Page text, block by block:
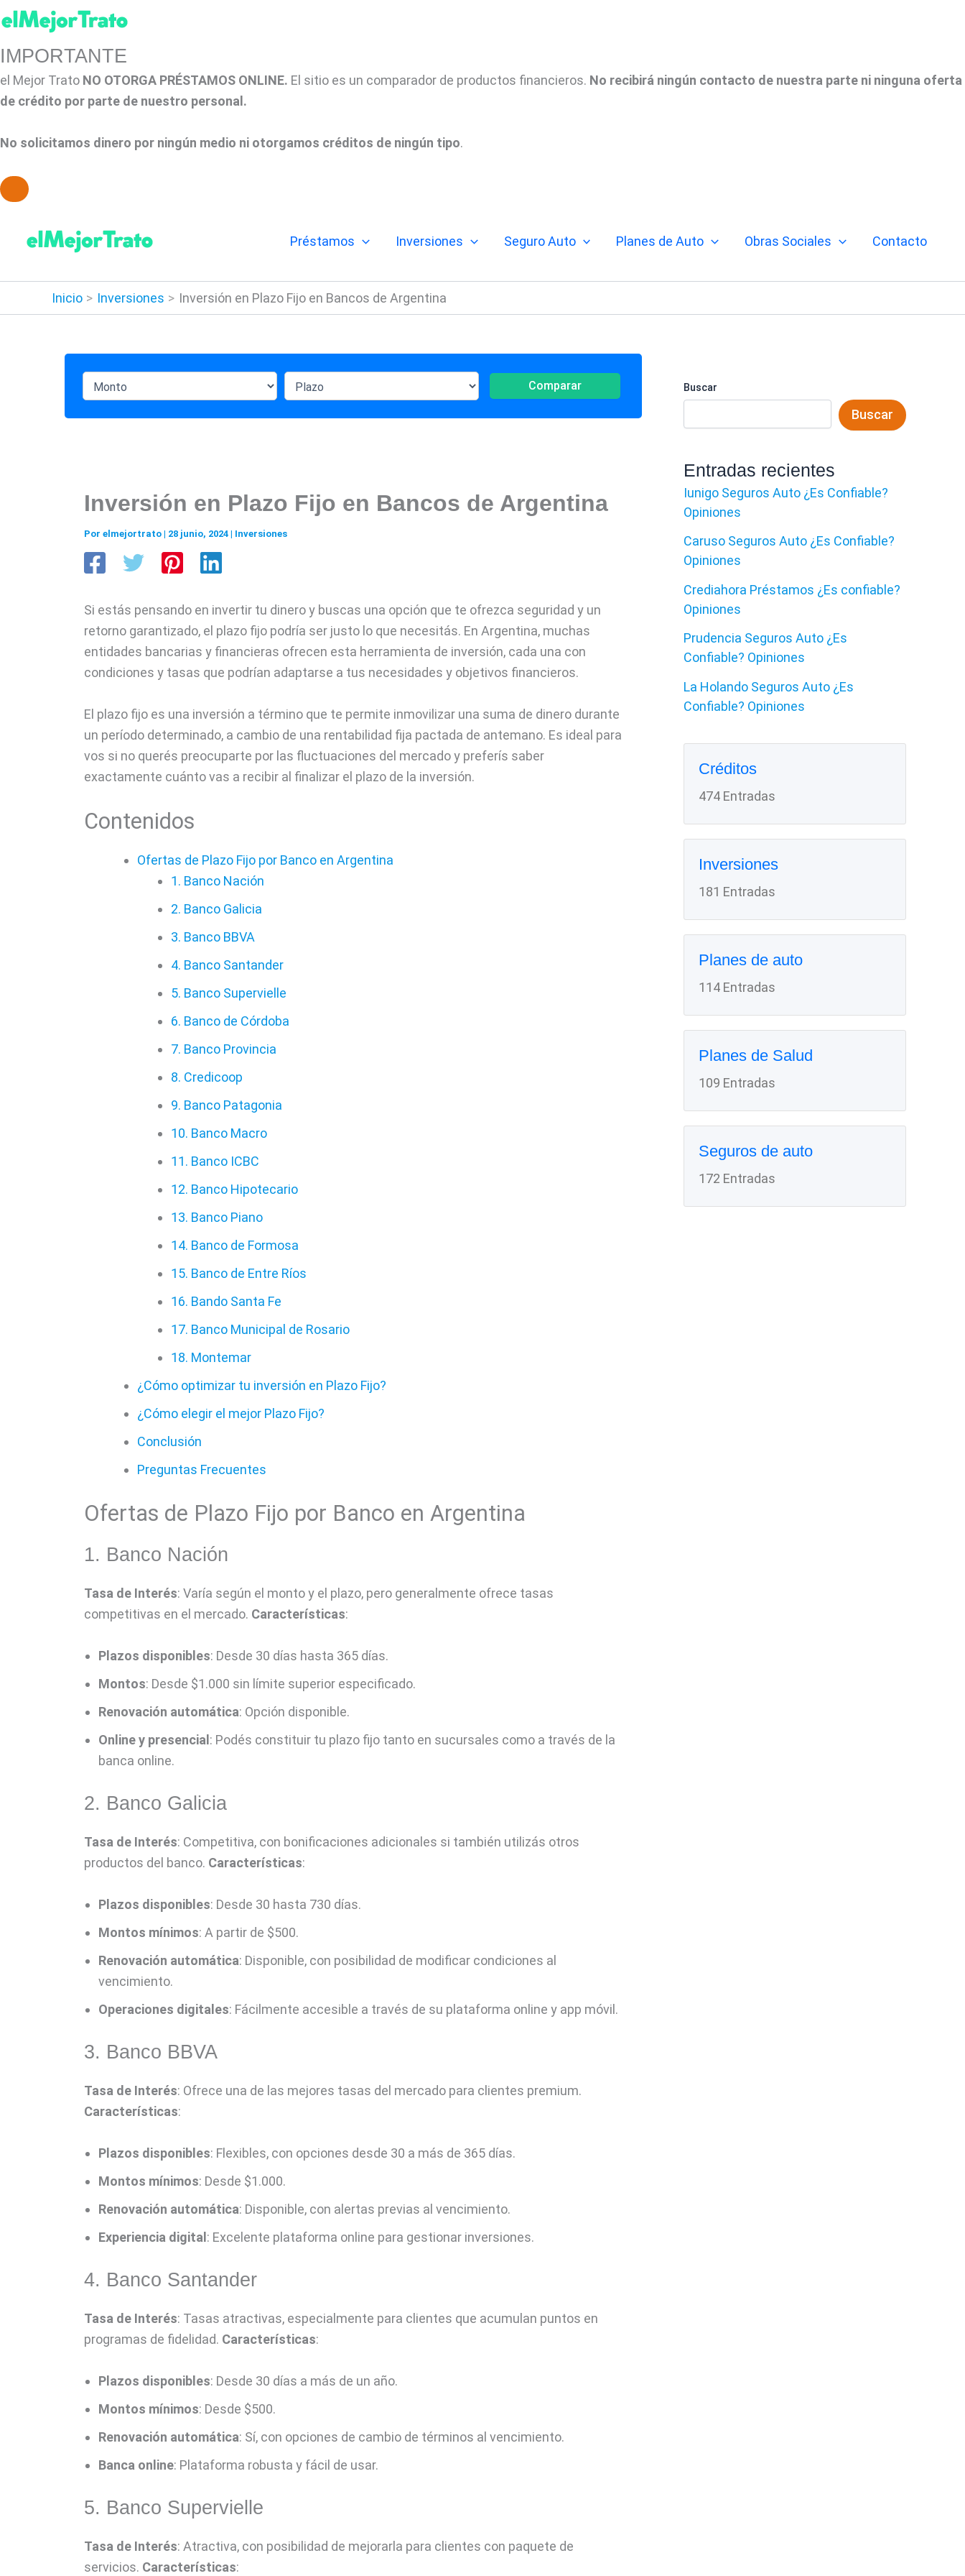
IMPORTANTE
el Mejor Trato NO OTORGA PRÉSTAMOS ONLINE. El sitio es un comparador de productos financieros. No recibirá ningún contacto de nuestra parte ni ninguna oferta
de crédito por parte de nuestro personal.
No solicitamos dinero por ningún medio ni otorgamos créditos de ningún tipo.
contenido
Préstamos Inversiones Seguro Auto Planes de Auto Obras Sociales Contacto
Inicio Inversiones Inversión en Plazo Fijo en Bancos de Argentina
Comparar
Inversión en Plazo Fijo en Bancos de Argentina
Por elmejortrato | 28 junio, 2024 | Inversiones
Si estás pensando en invertir tu dinero y buscas una opción que te ofrezca seguridad y un
retorno garantizado, el plazo fijo podría ser justo lo que necesitás. En Argentina, muchas
entidades bancarias y financieras ofrecen esta herramienta de inversión, cada una con
condiciones y tasas que podrían adaptarse a tus necesidades y objetivos financieros.
El plazo fijo es una inversión a término que te permite inmovilizar una suma de dinero durante
un período determinado, a cambio de una rentabilidad fija pactada de antemano. Es ideal para
vos si no querés preocuparte por las fluctuaciones del mercado y preferís saber
exactamente cuánto vas a recibir al finalizar el plazo de la inversión.
Contenidos
Ofertas de Plazo Fijo por Banco en Argentina
1. Banco Nación
2. Banco Galicia
3. Banco BBVA
4. Banco Santander
5. Banco Supervielle
6. Banco de Córdoba
7. Banco Provincia
8. Credicoop
9. Banco Patagonia
10. Banco Macro
11. Banco ICBC
12. Banco Hipotecario
13. Banco Piano
14. Banco de Formosa
15. Banco de Entre Ríos
16. Bando Santa Fe
17. Banco Municipal de Rosario
18. Montemar
¿Cómo optimizar tu inversión en Plazo Fijo?
¿Cómo elegir el mejor Plazo Fijo?
Conclusión
Preguntas Frecuentes
Ofertas de Plazo Fijo por Banco en Argentina
1. Banco Nación
Tasa de Interés: Varía según el monto y el plazo, pero generalmente ofrece tasas
competitivas en el mercado. Características:
Plazos disponibles: Desde 30 días hasta 365 días.
Montos: Desde $1.000 sin límite superior especificado.
Renovación automática: Opción disponible.
Online y presencial : Podés constituir tu plazo fijo tanto en sucursales como a través de la
banca online.
2. Banco Galicia
Tasa de Interés: Competitiva, con bonificaciones adicionales si también utilizás otros
productos del banco. Características:
Plazos disponibles: Desde 30 hasta 730 días.
Montos mínimos: A partir de $500.
Renovación automática: Disponible, con posibilidad de modificar condiciones al
vencimiento.
Operaciones digitales: Fácilmente accesible a través de su plataforma online y app móvil.
3. Banco BBVA
Tasa de Interés: Ofrece una de las mejores tasas del mercado para clientes premium.
Características:
Plazos disponibles: Flexibles, con opciones desde 30 a más de 365 días.
Montos mínimos: Desde $1.000.
Renovación automática: Disponible, con alertas previas al vencimiento.
Experiencia digital: Excelente plataforma online para gestionar inversiones.
4. Banco Santander
Tasa de Interés: Tasas atractivas, especialmente para clientes que acumulan puntos en
programas de fidelidad. Características:
Plazos disponibles: Desde 30 días a más de un año.
Montos mínimos: Desde $500.
Renovación automática: Sí, con opciones de cambio de términos al vencimiento.
Banca online: Plataforma robusta y fácil de usar.
5. Banco Supervielle
Tasa de Interés: Atractiva, con posibilidad de mejorarla para clientes con paquete de
servicios. Características:
Buscar
Buscar
Entradas recientes
Iunigo Seguros Auto ¿Es Confiable?
Opiniones
Caruso Seguros Auto ¿Es Confiable?
Opiniones
Crediahora Préstamos ¿Es confiable?
Opiniones
Prudencia Seguros Auto ¿Es
Confiable? Opiniones
La Holando Seguros Auto ¿Es
Confiable? Opiniones
Créditos
474 Entradas
Inversiones
181 Entradas
Planes de auto
114 Entradas
Planes de Salud
109 Entradas
Seguros de auto
172 Entradas